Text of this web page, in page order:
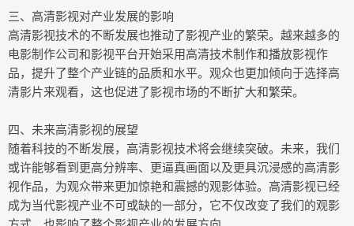
三、高清影视对产业发展的影响
高清影视技术的不断发展也推动了影视产业的繁荣。越来越多的
电影制作公司和影视平台开始采用高清技术制作和播放影视作
品，提升了整个产业链的品质和水平。观众也更加倾向于选择高
清影片来观看，这也促进了影视市场的不断扩大和繁荣。
四、未来高清影视的展望
随着科技的不断发展，高清影视技术将会继续突破。未来，我们
或许能够看到更高分辨率、更逼真画面以及更具沉浸感的高清影
视作品，为观众带来更加惊艳和震撼的观影体验。高清影视已经
成为当代影视产业不可或缺的一部分，它不仅改变了我们的观影